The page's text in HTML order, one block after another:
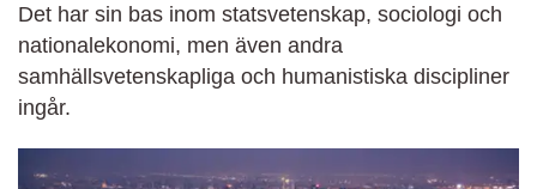
Det har sin bas inom statsvetenskap, sociologi och
nationalekonomi, men även andra
samhällsvetenskapliga och humanistiska discipliner
ingår.